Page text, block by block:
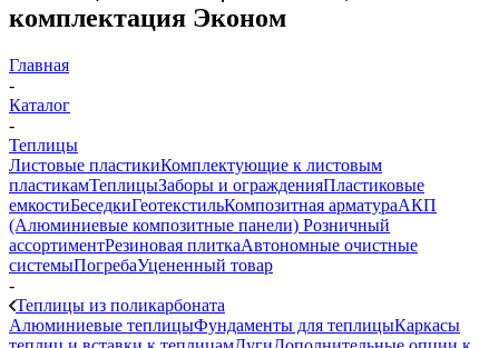
комплектация Эконом
Главная
-
Каталог
-
Теплицы
Листовые пластикиКомплектующие к листовым
пластикамТеплицыЗаборы и огражденияПластиковые
емкостиБеседкиГеотекстильКомпозитная арматураАКП
(Алюминиевые композитные панели) Розничный
ассортиментРезиновая плиткаАвтономные очистные
системыПогребаУцененный товар
-
Теплицы из поликарбоната
Алюминиевые теплицыФундаменты для теплицыКаркасы